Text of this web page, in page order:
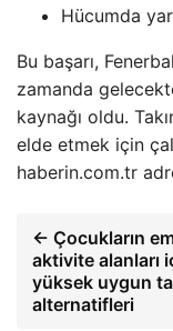
Hücumda
Bu başarı,
zamanda
kaynağı oldu.
elde etmek için
haberin.com.tr
← Çocukların
aktivite alanları
yüksek uygun
alternatifleri